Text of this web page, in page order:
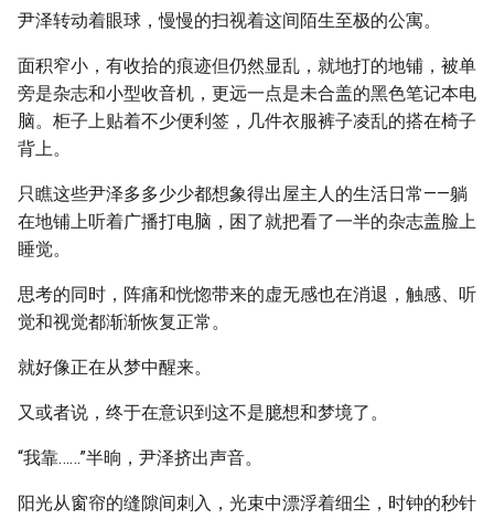
尹泽转动着眼球，慢慢的扫视着这间陌生至极的公寓。
面积窄小，有收拾的痕迹但仍然显乱，就地打的地铺，被单
旁是杂志和小型收音机，更远一点是未合盖的黑色笔记本电
脑。柜子上贴着不少便利签，几件衣服裤子凌乱的搭在椅子
背上。
只瞧这些尹泽多多少少都想象得出屋主人的生活日常——躺
在地铺上听着广播打电脑，困了就把看了一半的杂志盖脸上
睡觉。
思考的同时，阵痛和恍惚带来的虚无感也在消退，触感、听
觉和视觉都渐渐恢复正常。
就好像正在从梦中醒来。
又或者说，终于在意识到这不是臆想和梦境了。
“我靠……”半晌，尹泽挤出声音。
阳光从窗帘的缝隙间刺入，光束中漂浮着细尘，时钟的秒针